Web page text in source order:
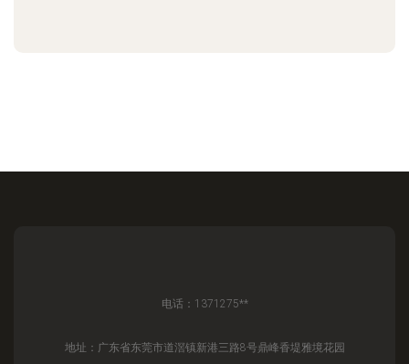
电话：1371275**
地址：广东省东莞市道滘镇新港三路8号鼎峰香堤雅境花园